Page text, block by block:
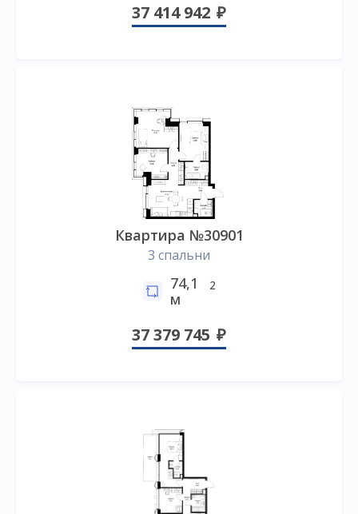
37 414 942
Квартира №30901
3 спальни
74,1
м
2
37 379 745